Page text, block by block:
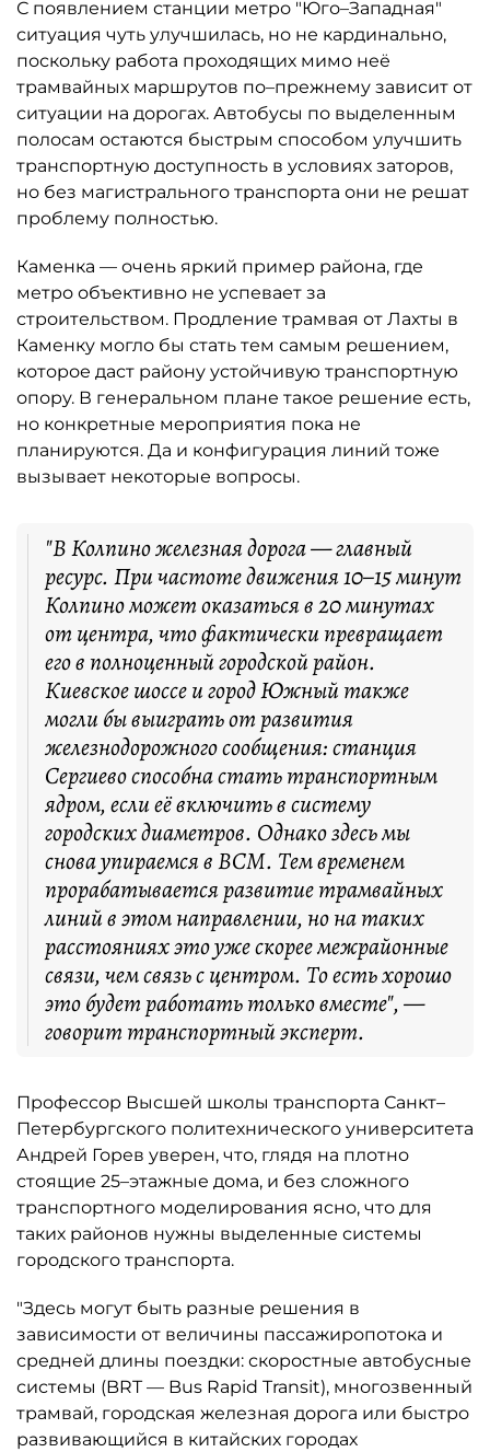
С появлением станции метро "Юго–Западная"
ситуация чуть улучшилась, но не кардинально,
поскольку работа проходящих мимо неё
трамвайных маршрутов по–прежнему зависит от
ситуации на дорогах. Автобусы по выделенным
полосам остаются быстрым способом улучшить
транспортную доступность в условиях заторов,
но без магистрального транспорта они не решат
проблему полностью.
Каменка — очень яркий пример района, где
метро объективно не успевает за
строительством. Продление трамвая от Лахты в
Каменку могло бы стать тем самым решением,
которое даст району устойчивую транспортную
опору. В генеральном плане такое решение есть,
но конкретные мероприятия пока не
планируются. Да и конфигурация линий тоже
вызывает некоторые вопросы.
"В Колпино железная дорога — главный
ресурс. При частоте движения 10–15 минут
Колпино может оказаться в 20 минутах
от центра, что фактически превращает
его в полноценный городской район.
Киевское шоссе и город Южный также
могли бы выиграть от развития
железнодорожного сообщения: станция
Сергиево способна стать транспортным
ядром, если её включить в систему
городских диаметров. Однако здесь мы
снова упираемся в ВСМ. Тем временем
прорабатывается развитие трамвайных
линий в этом направлении, но на таких
расстояниях это уже скорее межрайонные
связи, чем связь с центром. То есть хорошо
это будет работать только вместе", —
говорит транспортный эксперт.
Профессор Высшей школы транспорта Санкт–
Петербургского политехнического университета
Андрей Горев уверен, что, глядя на плотно
стоящие 25–этажные дома, и без сложного
транспортного моделирования ясно, что для
таких районов нужны выделенные системы
городского транспорта.
"Здесь могут быть разные решения в
зависимости от величины пассажиропотока и
средней длины поездки: скоростные автобусные
системы (BRT — Bus Rapid Transit), многозвенный
трамвай, городская железная дорога или быстро
развивающийся в китайских городах